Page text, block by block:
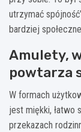
utrzymać
bardziej
Amulety,
powtarza
W formach
jest miękki, łatwo
przekazach